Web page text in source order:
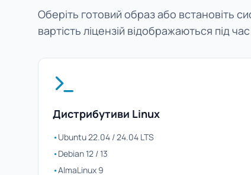
Оберіть готовий образ або встановіть
вартість ліцензій відображаються під час
Дистрибутиви Linux
•Ubuntu 22.04 / 24.04 LTS
•Debian 12 / 13
•AlmaLinux 9